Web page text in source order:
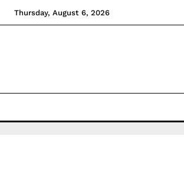
Thursday, August 6, 2026